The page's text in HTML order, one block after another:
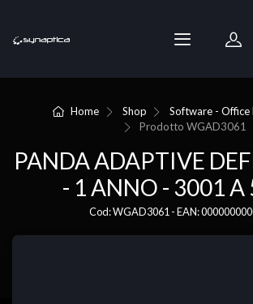
Home Shop
Software -
ProdottoWGAD3061
PANDA ADAPTIVE
- 1 ANNO - 3001 A
Cod: WGAD3061 - EAN: